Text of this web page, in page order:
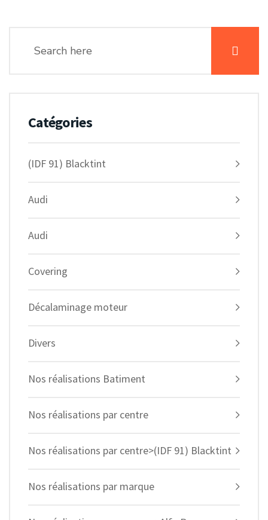
Catégories
(IDF 91) Blacktint
Audi
Audi
Covering
Décalaminage moteur
Divers
Nos réalisations Batiment
Nos réalisations par centre
Nos réalisations par centre>(IDF 91) Blacktint
Nos réalisations par marque